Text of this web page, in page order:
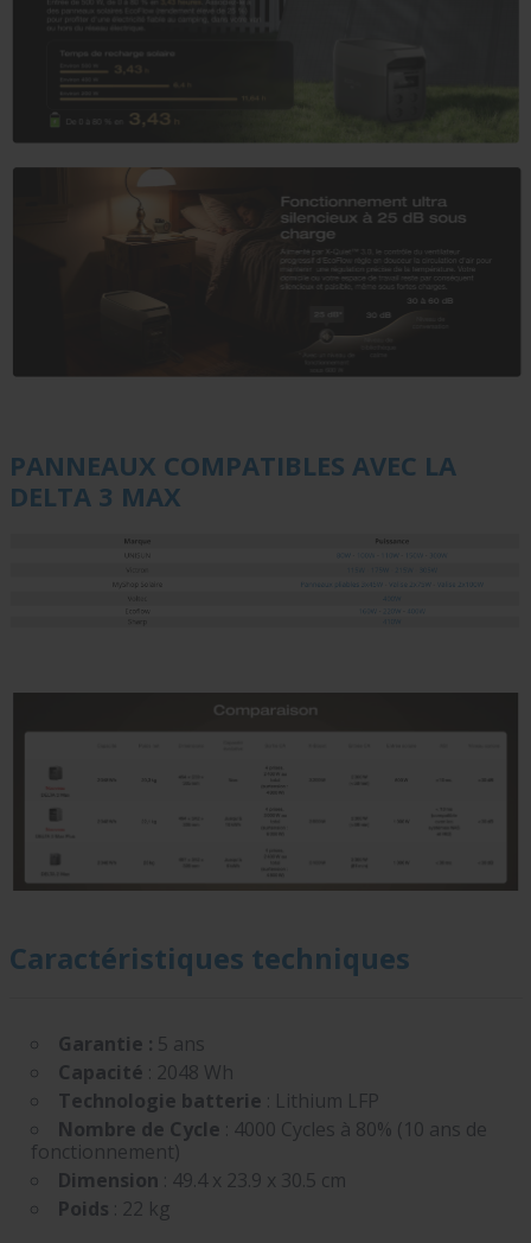
PANNEAUX COMPATIBLES AVEC LA
DELTA 3 MAX
Caractéristiques techniques
Garantie : 5 ans
Capacité : 2048 Wh
Technologie batterie : Lithium LFP
Nombre de Cycle : 4000 Cycles à 80% (10 ans de
fonctionnement)
Dimension : 49.4 x 23.9 x 30.5 cm
Poids : 22 kg